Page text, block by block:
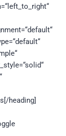
heading]